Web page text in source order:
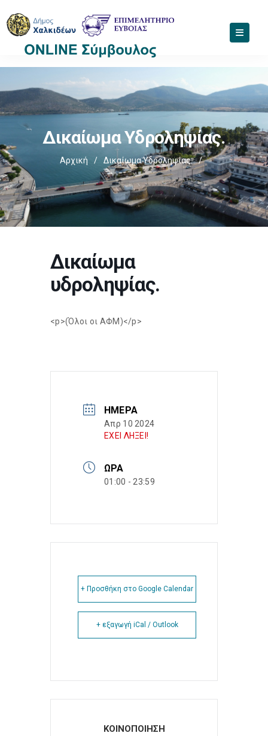
Δικαίωμα Υδροληψίας.
Αρχική / Δικαίωμα Υδροληψίας. /
Δικαίωμα
υδροληψίας.
<p>(Όλοι οι ΑΦΜ)</p>
ΗΜΈΡΑ
Απρ 10 2024
ΕΧΕΙ ΛΗΞΕΙ!
ΏΡΑ
01:00 - 23:59
+ Προσθήκη στο Google Calendar
+ εξαγωγή iCal / Outlook
ΚΟΙΝΟΠΟΙΗΣΗ